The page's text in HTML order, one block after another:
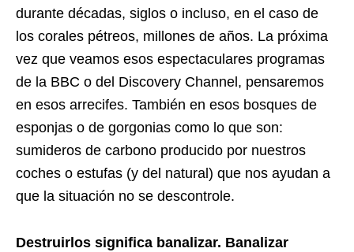
durante décadas, siglos o incluso, en el caso de
los corales pétreos, millones de años. La próxima
vez que veamos esos espectaculares programas
de la BBC o del Discovery Channel, pensaremos
en esos arrecifes. También en esos bosques de
esponjas o de gorgonias como lo que son:
sumideros de carbono producido por nuestros
coches o estufas (y del natural) que nos ayudan a
que la situación no se descontrole.
Destruirlos significa banalizar. Banalizar